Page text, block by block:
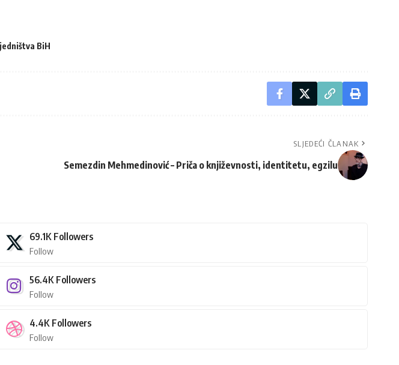
BiH
SLJEDEĆI ČLANAK
Semezdin Mehmedinović – Priča o književnosti, identitetu, egzilu
69.1K Followers
Follow
56.4K Followers
Follow
4.4K Followers
Follow